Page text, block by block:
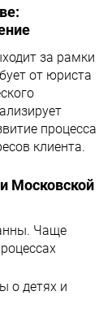
за рамки
от юриста
процесса
клиента.
Московской
Чаще
о детях и